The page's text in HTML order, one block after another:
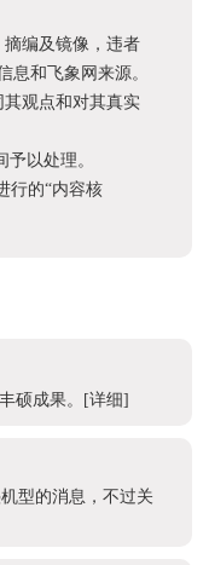
摘编及镜像，违者
息和飞象网来源。
观点和对其真实
以处理。
行的“内容核
硕成果。 [详细]
型的消息，不过关